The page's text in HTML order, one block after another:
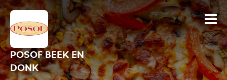
POSOF BEEK EN
DONK